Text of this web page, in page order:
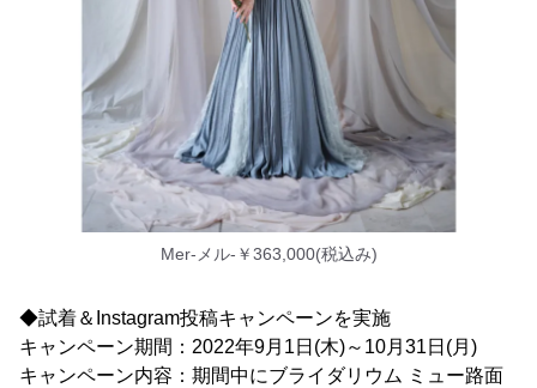
Mer-メル-￥363,000(税込み)
◆試着＆Instagram投稿キャンペーンを実施
キャンペーン期間：2022年9月1日(木)～10月31日(月)
キャンペーン内容：期間中にブライダリウム ミュー路面